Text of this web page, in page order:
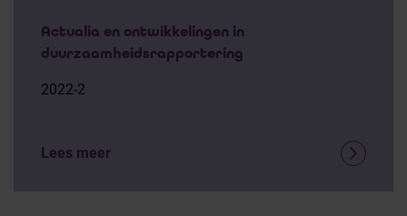
Actualia en ontwikkelingen in
duurzaamheidsrapportering
2022-2
Lees meer